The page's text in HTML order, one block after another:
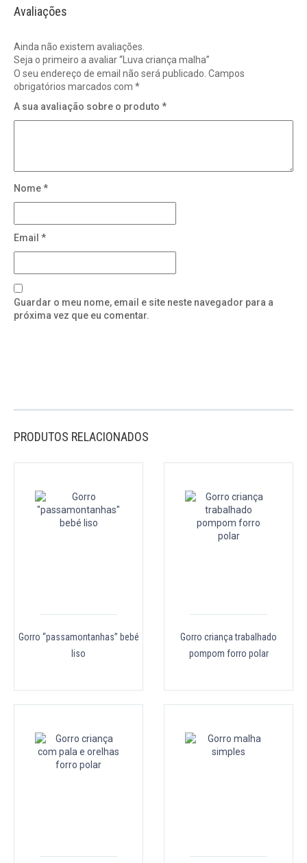
Avaliações
Ainda não existem avaliações.
Seja o primeiro a avaliar “Luva criança malha”
O seu endereço de email não será publicado. Campos
obrigatórios marcados com *
A sua avaliação sobre o produto *
Nome*
Email *
Guardar o meu nome, email e site neste navegador para a
próxima vez que eu comentar.
PRODUTOS RELACIONADOS
Gorro “passamontanhas” bebé
liso
Gorro criança trabalhado
pompom forro polar